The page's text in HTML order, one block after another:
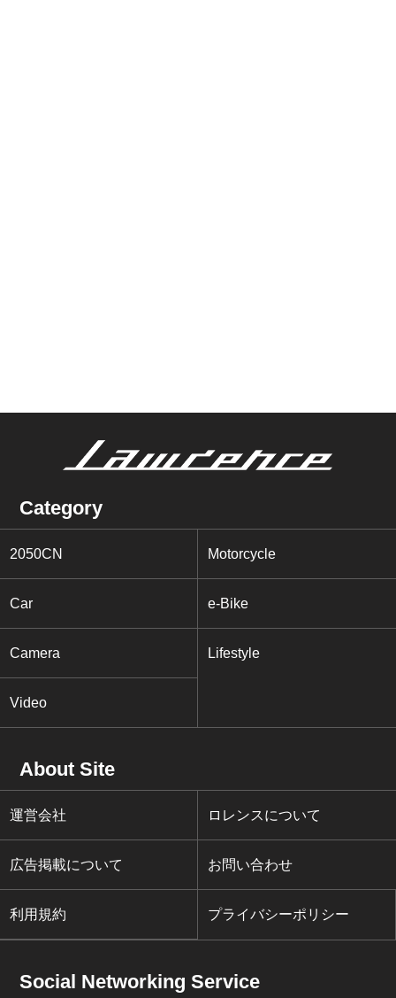
Category
2050CN Motorcycle
Car e-Bike
Camera Lifestyle
Video
About Site
運営会社 ロレンスについて
広告掲載について お問い合わせ
利用規約 プライバシーポリシー
Social Networking Service